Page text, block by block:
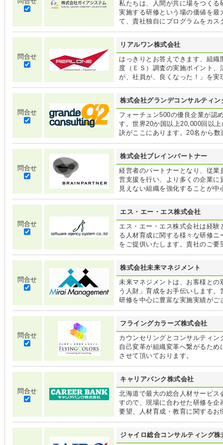
私たちは、人間が共に場をつく
実施する研修という場の価値を
て、貴社独自にプログラムをカス
問合せ
リアルワン株式会社
はっきりとお答えできます、組
度（ＥＳ）調査の実施ポイント
が、社員が、良くなった！」を
問合せ
株式会社グランデコンサルティン
フォーチュン500の優良企業が認
す。世界20か国以上20,000回以
訣がここにあります。20名から
問合せ
株式会社ブレインパートナー
経営者のパートナーとなり、従
営支援を行い、より多くの企業
見えない組織を強化することが中
問合せ
エス・エー・エス株式会社
エス・エー・エス株式会社は経
る人材育成に関する様々な研修
をご提供いたします。貴社のご要
問合せ
株式会社未来マネジメント
未来マネジメントは、お客様と
う人財」育成をお手伝いします
研修を中心に豊富な実施実績がご
問合せ
フライングカラーズ株式会社
カウンセリングとコンサルティ
自己変革が組織変革へ繋がるた
させて頂いております。
問合せ
キャリアバンク株式会社
北海道で最大の総合人材サービ
すので、現場に合わせた研修を
要望、人材育成・教育に関するお
ジャイロ総合コンサルティング株